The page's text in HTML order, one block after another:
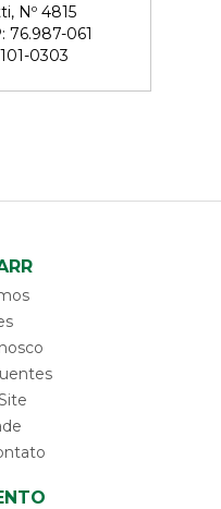
Nº 4815
76.987-061
0303